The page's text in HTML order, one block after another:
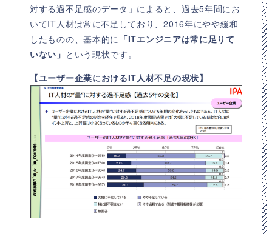
対する過不足感のデータ」によると、過去5年間にお
いてIT人材は常に不足しており、2016年にやや緩和
したものの、基本的に 「ITエンジニアは常に足りて
いない」 という現状です。
【ユーザー企業におけるIT人材不足の現状】